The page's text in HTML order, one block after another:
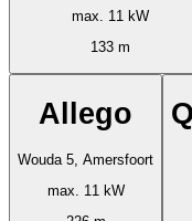
max. 11 kW
133 m
Allego
Wouda 5, Amersfoort
max. 11 kW